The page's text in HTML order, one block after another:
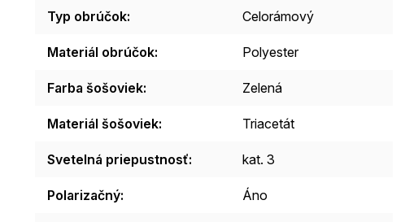
Typ obrúčok: Celorámový
Materiál obrúčok: Polyester
Farba šošoviek: Zelená
Materiál šošoviek: Triacetát
Svetelná priepustnosť: kat. 3
Polarizačný: Áno